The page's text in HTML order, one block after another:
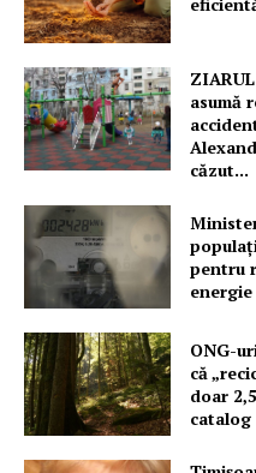
asumă
căzut...
pentru
ONG-
că
doar